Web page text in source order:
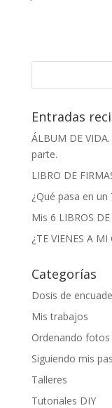
Entradas
ÁLBUM DE
parte.
LIBRO DE
¿Qué pasa en un
Mis 6 LIBROS
¿TE VIENES A
Categorías
Dosis de
Mis trabajos
Ordenando
Siguiendo mis
Talleres
Tutoriales DIY